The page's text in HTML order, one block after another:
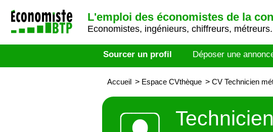
L'emploi des économistes de la
Economistes, ingénieurs, chiffreurs,
Sourcer un profil Déposer une
Accueil > Espace CVthèque > CV Technicien